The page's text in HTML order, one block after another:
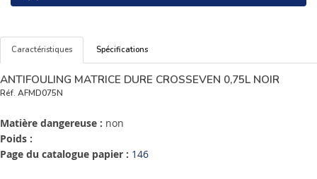
Caractéristiques Spécifications
ANTIFOULING MATRICE DURE CROSSEVEN 0,75L NOIR
Réf. AFMD075N
Matière dangereuse : non
Poids :
Page du catalogue papier : 146